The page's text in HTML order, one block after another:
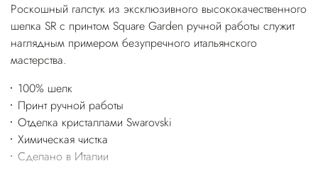
Роскошный галстук из эксклюзивного высококачественного
шелка SR с принтом Square Garden ручной работы служит
наглядным примером безупречного итальянского
мастерства.
100% шелк
Принт ручной работы
Отделка кристаллами Swarovski
Химическая чистка
Сделано в Италии